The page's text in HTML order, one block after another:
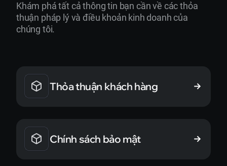
Khám phá tất cả thông tin bạn cần về các thỏa
thuận pháp lý và điều khoản kinh doanh của
chúng tôi.
Thỏa thuận khách hàng
Chính sách bảo mật